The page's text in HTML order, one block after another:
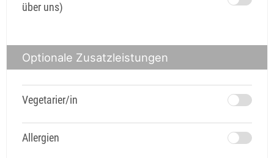
über uns)
Optionale Zusatzleistungen
Vegetarier/in
Allergien